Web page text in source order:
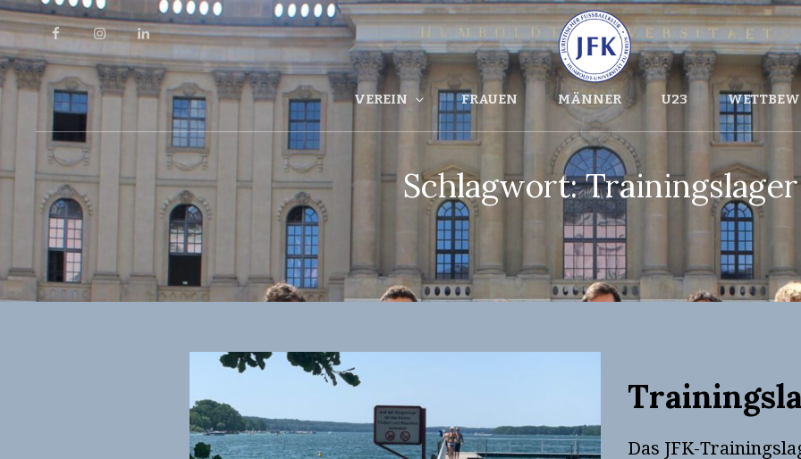
JFK HU
E.V.
Fußballverein Der
HU Berlin
FacebookInstagramLinkedIn
VEREIN FRAUEN MÄNNER U23
Schlagwort:Trainingslager
Das JFK-